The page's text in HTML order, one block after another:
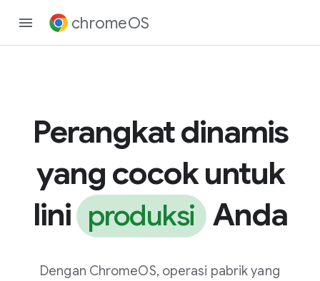
chromeOS
Perangkat dinamis
yang cocok untuk
lini produksi Anda
Dengan ChromeOS, operasi pabrik yang